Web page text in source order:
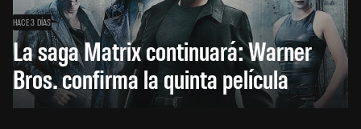
HACE 3 DÍAS
La saga Matrix continuará: Warner
Bros. confirma la quinta película